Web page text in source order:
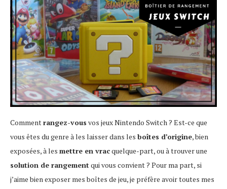
Commentrangez-vous vos jeux Nintendo Switch ? Est-ce que
vous êtes du genre à les laisser dans les boîtes d’origine, bien
exposées, à les mettre en vracquelque-part, ou à trouver une
solution de rangement qui vous convient ? Pour ma part, si
j’aime bien exposer mes boîtes de jeu, je préfère avoir toutes mes